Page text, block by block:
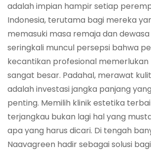
adalah impian hampir setiap
Indonesia, terutama bagi mereka
memasuki masa remaja dan dewasa
seringkali muncul persepsi bahwa
kecantikan profesional memerlukan
sangat besar. Padahal, merawat
adalah investasi jangka panjang
penting. Memilih klinik estetika
terjangkau bukan lagi hal yang
apa yang harus dicari. Di tengah
Naavagreen hadir sebagai solusi